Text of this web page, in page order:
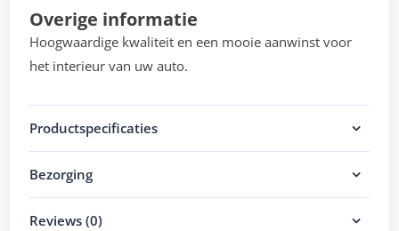
Overige informatie
Hoogwaardige kwaliteit en een mooie aanwinst voor
het interieur van uw auto.
Productspecificaties
Bezorging
Reviews (0)